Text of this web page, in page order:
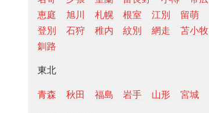
恵庭
旭川 札幌 根室 江別
留萌
登別
石狩 稚内 紋別 網走
苫小牧
釧路
東北
青森 秋田 福島 岩手 山形 宮城